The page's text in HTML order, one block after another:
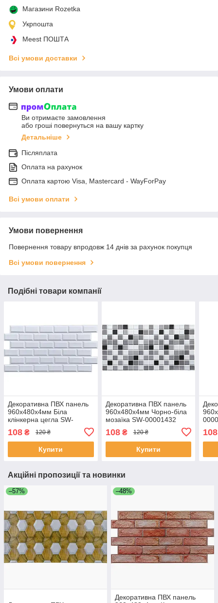
Магазини Rozetka
Укрпошта
Meest ПОШТА
Всі умови доставки
Умови оплати
Ви отримаєте замовлення
або гроші повернуться на вашу картку
Детальніше
Післяплата
Оплата на рахунок
Оплата картою Visa, Mastercard - WayForPay
Всі умови оплати
Умови повернення
Повернення товару впродовж 14 днів за рахунок покупця
Всі умови повернення
Подібні товари компанії
Декоративна ПВХ панель
960х480х4мм Біла
клінкерна цегла SW-
108 ₴ 120 ₴
Купити
Декоративна ПВХ панель
960х480х4мм Чорно-біла
мозаїка SW-00001432
108₴ 120 ₴
Купити
108
Акційні пропозиції та новинки
–57% –48%
Декоративна ПВХ панель